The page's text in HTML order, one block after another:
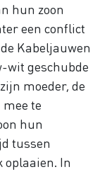
hun zoon
een conflict
Kabeljauwen
wit geschubde
moeder, de
mee te
hun
tussen
oplaaien. In